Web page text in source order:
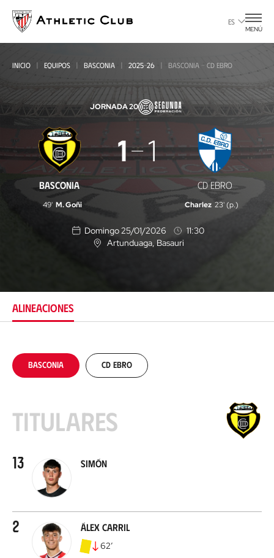
contenido
principal
ES
MENÚ
INICIO EQUIPOS BASCONIA 2025-26 BASCONIA - CD EBRO
JORNADA 20
Basconia
-
CD
Ebro
BASCONIA
1 1
CD EBRO
49' M. Goñi Charlez 23' (p.)
Domingo 25/01/2026
11:30
U
ó
Artunduaga, Basauri
ALINEACIONES
Basconia CD Ebro
Titulares
13 Simón
2 Álex Carril
62’